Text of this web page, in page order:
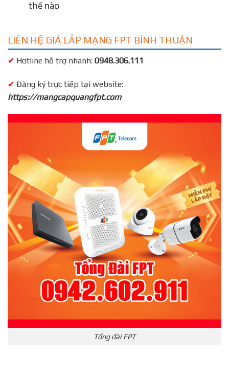
thế nào
LIÊN HỆ GIÁ LẮP MẠNG FPT BÌNH THUẬN
✔ Hotline hỗ trợ nhanh: 0948.306.111
✔ Đăng ký trực tiếp tại website:
https://mangcapquangfpt.com
Tổng đài FPT